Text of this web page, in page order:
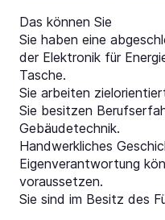
Das können Sie
Sie haben eine
der Elektronik für
Tasche.
Sie arbeiten
Sie besitzen
Gebäudetechnik.
Handwerkliches
Eigenverantwortung
voraussetzen.
Sie sind im Besitz des